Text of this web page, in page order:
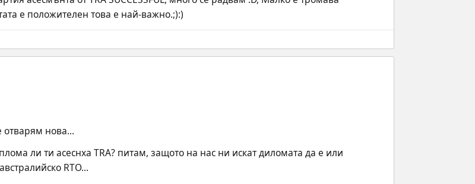
е положителен това е най-важно.;):)
отварям нова...
ли ти асеснха TRA? питам, защото на нас ни искат диломата да е или
RTO...